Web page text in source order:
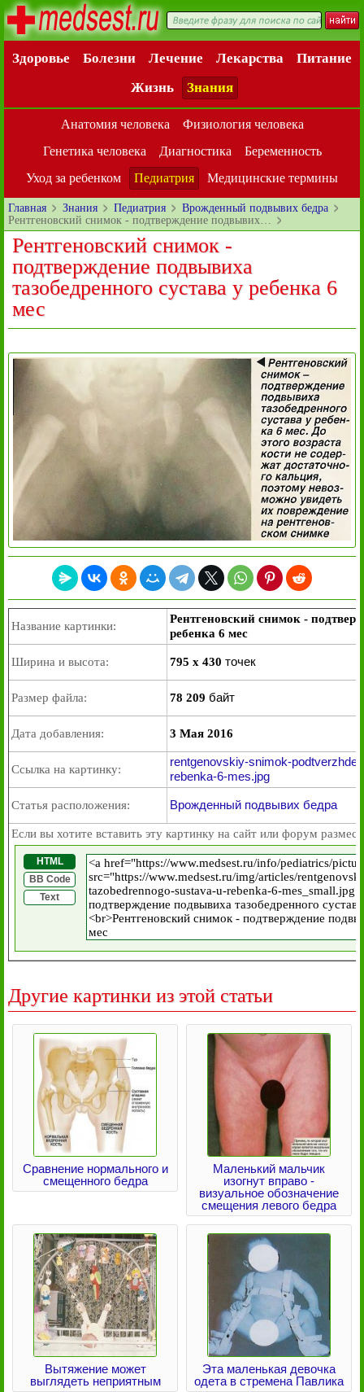
Здоровье Болезни Лечение Лекарства
Питание
Жизнь
Знания
Анатомия человека
Физиология человека
Генетика человека
Диагностика
Беременность
Уход за ребенком
Педиатрия Медицинские термины
Главная Знания Педиатрия
Врожденный подвывих бедра
Рентгеновский снимок - подтверждение подвывих…
Рентгеновский снимок -
подтверждение подвывиха
тазобедренного сустава у ребенка 6
мес
Название картинки:
Рентгеновский снимок -
ребенка 6 мес
Ширина и высота: 795 x 430 точек
Размер файла: 78 209 байт
Дата добавления: 3 Мая 2016
Ссылка на картинку:
rentgenovskiy-snimok-
rebenka-6-mes.jpg
Статья расположения: Врожденный подвывих бедра
Если вы хотите вставить эту картинку на сайт или форум
HTML
BB Code
Text
Другие картинки из этой статьи
Сравнение нормального и
смещенного бедра
Маленький мальчик
изогнут вправо -
визуальное обозначение
смещения левого бедра
Вытяжение может
выглядеть неприятным
Эта маленькая девочка
одета в стремена Павлика